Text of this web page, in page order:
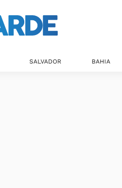
SALVADOR BAHIA